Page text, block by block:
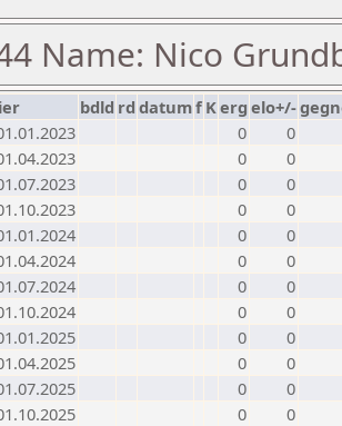
Name: Nico
bdld rd datumf Kerg elo+/-
0
0
0
0
0
0
0
0
0
0
0
0
0
0
0
0
0
0
0
0
0
0
0
0